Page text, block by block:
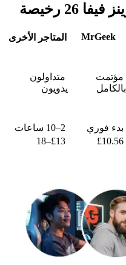
MrGeek
المتاجر الأخرى
مؤتمت
بالكامل
متداولون
يدويون
بدء فوري